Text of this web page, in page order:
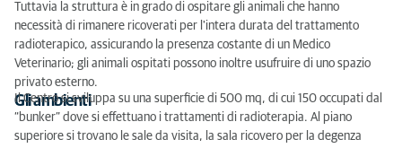
Tuttavia la struttura è in grado di ospitare gli animali che hanno
necessità di rimanere ricoverati per l'intera durata del trattamento
radioterapico, assicurando la presenza costante di un Medico
Veterinario; gli animali ospitati possono inoltre usufruire di uno spazio
privato esterno.
Gli ambienti
Il Centro si sviluppa su una superficie di 500 mq, di cui 150 occupati dal
“bunker” dove si effettuano i trattamenti di radioterapia. Al piano
superiore si trovano le sale da visita, la sala ricovero per la degenza